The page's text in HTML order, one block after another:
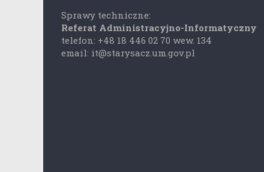
Sprawy techniczne:
Referat Administracyjno-Informatyczny
telefon: +48 18 446 02 70 wew. 134
email: it@starysacz.um.gov.pl